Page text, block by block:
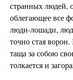
странных людей,
облегающее все
люди-лошади,
точно стая
таща за собою
толкается и